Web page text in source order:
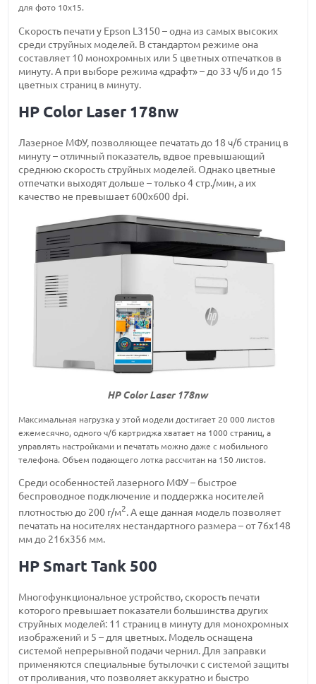
для фото 10х15.
Скорость печати у Epson L3150 – одна из самых высоких
среди струйных моделей. В стандартом режиме она
составляет 10 монохромных или 5 цветных отпечатков в
минуту. А при выборе режима «драфт» – до 33 ч/б и до 15
цветных страниц в минуту.
HP Color Laser 178nw
Лазерное МФУ, позволяющее печатать до 18 ч/б страниц в
минуту – отличный показатель, вдвое превышающий
среднюю скорость струйных моделей. Однако цветные
отпечатки выходят дольше – только 4 стр./мин, а их
качество не превышает 600х600 dpi.
HP Color Laser 178nw
Максимальная нагрузка у этой модели достигает 20 000 листов
ежемесячно, одного ч/б картриджа хватает на 1000 страниц, а
управлять настройками и печатать можно даже с мобильного
телефона. Объем подающего лотка рассчитан на 150 листов.
Среди особенностей лазерного МФУ – быстрое
беспроводное подключение и поддержка носителей
плотностью до 200 г/м2. А еще данная модель позволяет
печатать на носителях нестандартного размера – от 76х148
мм до 216х356 мм.
HP Smart Tank 500
Многофункциональное устройство, скорость печати
которого превышает показатели большинства других
струйных моделей: 11 страниц в минуту для монохромных
изображений и 5 – для цветных. Модель оснащена
системой непрерывной подачи чернил. Для заправки
применяются специальные бутылочки с системой защиты
от проливания, что позволяет аккуратно и быстро